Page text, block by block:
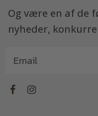
Og være en af de
nyheder,